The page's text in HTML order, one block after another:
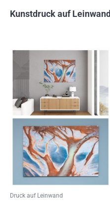
Kunstdruck auf Leinwand
Druck auf Leinwand